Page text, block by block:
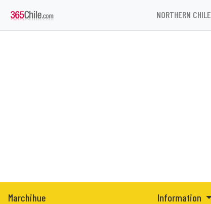
NORTHERN CHILE
Marchihue Information